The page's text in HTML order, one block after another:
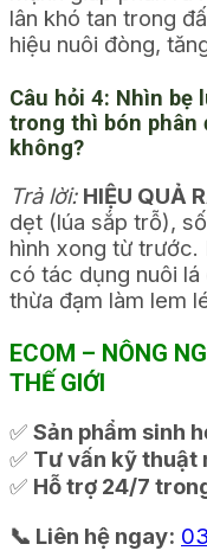
lân khó tan trong
hiệu nuôi đòng,
Câu hỏi 4: Nhìn bẹ
trong thì bón phân
không?
Trả lời: HIỆU QUẢ
dẹt (lúa sắp trỗ),
hình xong từ trước.
có tác dụng nuôi
thừa đạm làm lem
ECOM – NÔNG
THẾ GIỚI
✅ Sản phẩm sinh
✅ Tư vấn kỹ thuật
✅ Hỗ trợ 24/7
📞 Liên hệ ngay: